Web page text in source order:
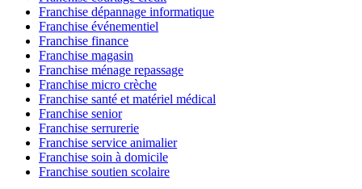
Franchise dépannage informatique
Franchise événementiel
Franchise finance
Franchise magasin
Franchise ménage repassage
Franchise micro crèche
Franchise santé et matériel médical
Franchise senior
Franchise serrurerie
Franchise service animalier
Franchise soin à domicile
Franchise soutien scolaire